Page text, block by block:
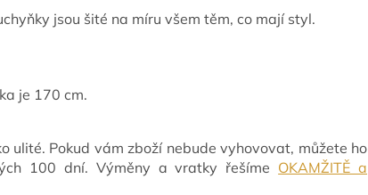
jsou šité na míru všem těm, co mají styl.
je 170 cm.
ulité. Pokud vám zboží nebude vyhovovat, můžete ho
100 dní. Výměny a vratky řešíme OKAMŽITĚ a